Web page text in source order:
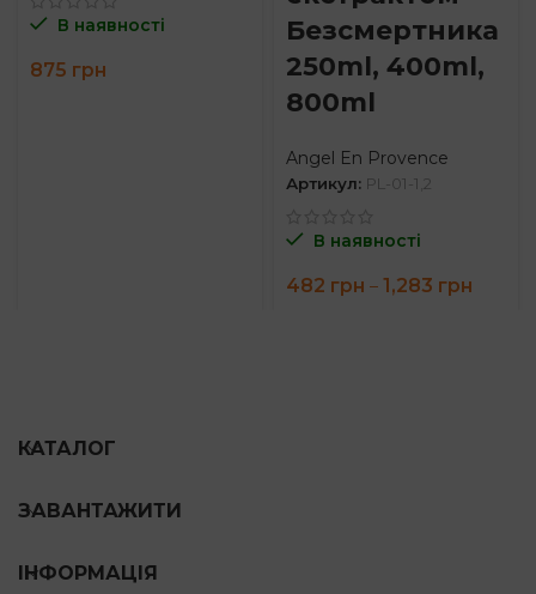
В наявності
875 грн
Безсмертника
250ml, 400ml,
800ml
Angel En Provence
Артикул: PL-01-1,2
В наявності
482 грн – 1,283 грнPrice
КАТАЛОГ
ЗАВАНТАЖИТИ
ІНФОРМАЦІЯ